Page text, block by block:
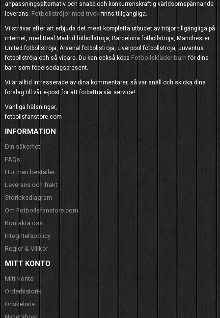
anpassningsalternativ och snabb och konkurrenskraftig världsomspännande
leverans. Fotbollströjor med tryck finns tillgängliga.
Vi strävar efter att erbjuda det mest kompletta utbudet av tröjor tillgängliga på
internet, med Real Madrid fotbollströja, Barcelona fotbollströja, Manchester
United fotbollströja, Arsenal fotbollströja, Liverpool fotbollströja, Juventus
fotbollströja och så vidare. Du kan också köpa Fotbollskläder barn för dina
barn som födelsedagspresent.
Vi är alltid intresserade av dina kommentarer, så var snäll och skicka dina
förslag till vår e-post för att förbättra vår service!
Vänliga hälsningar,
fotbollsfanstore.com
INFORMATION
Din säkerhet
FAQs
Hur man beställer
Leverans och frakt
Storleksdiagram
Om Fotbollsfanstore.com
Kontakta oss
Integritetspolicy
Regler & Villkor
MITT KONTO
Mitt konto
Orderhistorik
Önskelista